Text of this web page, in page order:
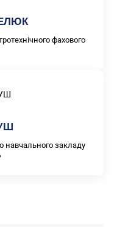
фахового
навчального закладу